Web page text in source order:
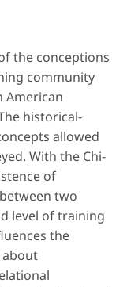
the conceptions
community
American
historical-
allowed
With the Chi-
of
two
level of training
the
about